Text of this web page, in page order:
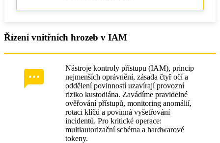
Řízení vnitřních hrozeb v IAM
Nástroje kontroly přístupu (IAM), princip
nejmenších oprávnění, zásada čtyř očí a
oddělení povinností uzavírají provozní
riziko kustodiána. Zavádíme pravidelné
ověřování přístupů, monitoring anomálií,
rotaci klíčů a povinná vyšetřování
incidentů. Pro kritické operace:
multiautorizační schéma a hardwarové
tokeny.